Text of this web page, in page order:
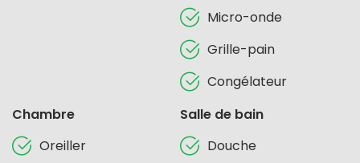
Micro-onde
Grille-pain
Congélateur
Chambre
Oreiller
Salle de bain
Douche